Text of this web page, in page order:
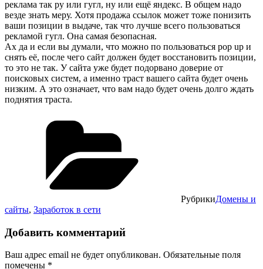
реклама так ру или гугл, ну или ещё яндекс. В общем надо
везде знать меру. Хотя продажа ссылок может тоже понизить
ваши позиции в выдаче, так что лучше всего пользоваться
рекламой гугл. Она самая безопасная.
Ах да и если вы думали, что можно по пользоваться pop up и
снять её, после чего сайт должен будет восстановить позиции,
то это не так. У сайта уже будет подорвано доверие от
поисковых систем, а именно траст вашего сайта будет очень
низким. А это означает, что вам надо будет очень долго ждать
поднятия траста.
РубрикиДомены и
сайты, Заработок в сети
Добавить комментарий
Ваш адрес email не будет опубликован. Обязательные поля
помечены *